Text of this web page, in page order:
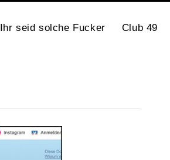
Ihr seid solche Fucker Club 49